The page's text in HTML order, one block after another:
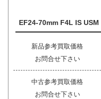
EF24-70mm F4L IS USM
新品参考買取価格
お問合せ下さい
中古参考買取価格
お問合せ下さい